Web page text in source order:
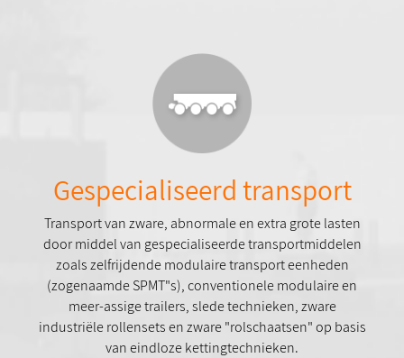
Gespecialiseerd transport
Transport van zware, abnormale en extra grote lasten
door middel van gespecialiseerde transportmiddelen
zoals zelfrijdende modulaire transport eenheden
(zogenaamde SPMT"s), conventionele modulaire en
meer-assige trailers, slede technieken, zware
industriële rollensets en zware "rolschaatsen" op basis
van eindloze kettingtechnieken.